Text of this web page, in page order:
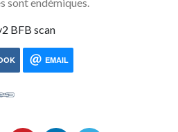
BFB scan
EMAIL